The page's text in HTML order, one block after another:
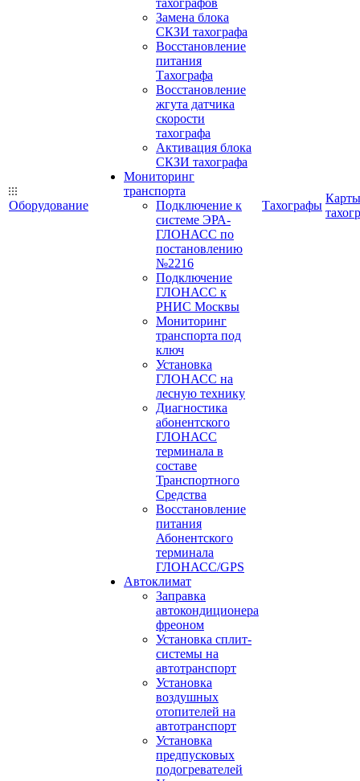
Оборудование
тахографов
Замена блока
СКЗИ тахографа
Восстановление
питания
Тахографа
Восстановление
жгута датчика
скорости
тахографа
Активация блока
СКЗИ тахографа
Мониторинг
транспорта
Подключение к
системе ЭРА-
ГЛОНАСС по
постановлению
№2216
Подключение
ГЛОНАСС к
РНИС Москвы
Мониторинг
транспорта под
ключ
Установка
ГЛОНАСС на
лесную технику
Диагностика
абонентского
ГЛОНАСС
терминала в
составе
Транспортного
Средства
Восстановление
питания
Абонентского
терминала
ГЛОНАСС/GPS
Автоклимат
Заправка
автокондиционера
фреоном
Установка сплит-
системы на
автотранспорт
Установка
воздушных
отопителей на
автотранспорт
Установка
предпусковых
подогревателей
Тахографы
Карты